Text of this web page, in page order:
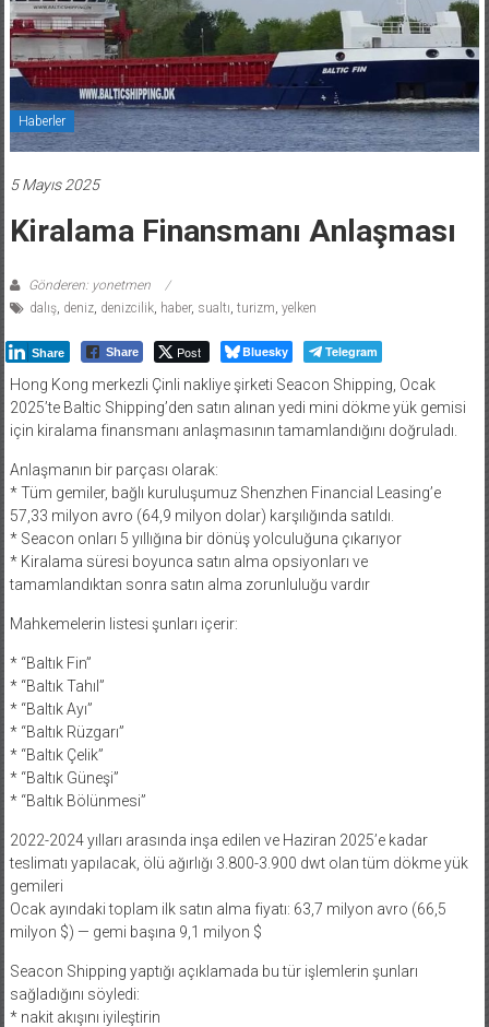
Haberler
5 Mayıs 2025
Kiralama Finansmanı Anlaşması
Gönderen: yonetmen
dalış, deniz, denizcilik, haber, sualtı turizm yelken
Share Share Post Bluesky Telegram
Hong Kong merkezli Çinli nakliye şirketi Seacon Shipping, Ocak
2025’te Baltic Shipping’den satın alınan yedi mini dökme yük gemisi
için kiralama finansmanı anlaşmasının tamamlandığını doğruladı.
Anlaşmanın bir parçası olarak:
* Tüm gemiler, bağlı kuruluşumuz Shenzhen Financial Leasing’e
57,33 milyon avro (64,9 milyon dolar) karşılığında satıldı.
* Seacon onları 5 yıllığına bir dönüş yolculuğuna çıkarıyor
* Kiralama süresi boyunca satın alma opsiyonları ve
tamamlandıktan sonra satın alma zorunluluğu vardır
Mahkemelerin listesi şunları içerir:
* “Baltık Fin”
* “Baltık Tahıl”
* “Baltık Ayı”
* “Baltık Rüzgarı”
* “Baltık Çelik”
* “Baltık Güneşi”
* “Baltık Bölünmesi”
2022-2024 yılları arasında inşa edilen ve Haziran 2025’e kadar
teslimatı yapılacak, ölü ağırlığı 3.800-3.900 dwt olan tüm dökme yük
gemileri
Ocak ayındaki toplam ilk satın alma fiyatı: 63,7 milyon avro (66,5
milyon $) — gemi başına 9,1 milyon $
Seacon Shipping yaptığı açıklamada bu tür işlemlerin şunları
sağladığını söyledi:
* nakit akışını iyileştirin